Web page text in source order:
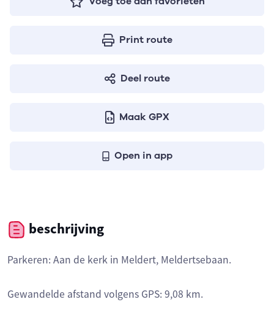
Print route
Deel route
Maak GPX
Open in app
beschrijving
Parkeren: Aan de kerk in Meldert, Meldertsebaan.
Gewandelde afstand volgens GPS: 9,08 km.